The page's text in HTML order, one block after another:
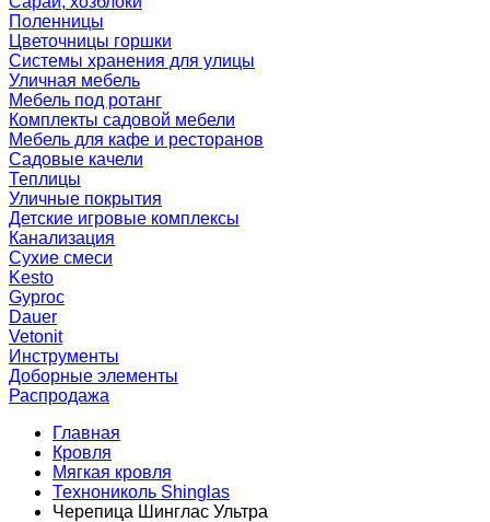
Поленницы
Цветочницы горшки
Системы хранения для улицы
Уличная мебель
Мебель под ротанг
Комплекты садовой мебели
Мебель для кафе и ресторанов
Садовые качели
Теплицы
Уличные покрытия
Детские игровые комплексы
Канализация
Сухие смеси
Kesto
Gyproc
Dauer
Vetonit
Инструменты
Доборные элементы
Распродажа
Главная
Кровля
Мягкая кровля
Технониколь Shinglas
Черепица Шинглас Ультра